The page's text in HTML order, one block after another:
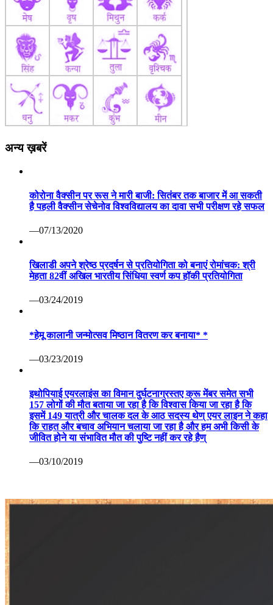
अन्य ख़बरें
कोरोना वैक्सीन पर रूस ने मारी बाजी: सितंबर तक बाजार में आ सकती
है पहली वैक्सीन सेचेनोव विश्वविद्यालय का दावा सभी परीक्षण रहे सफल
—07/13/2020
खिलाडी अपने श्रेष्ठ प्रदर्षन से प्रतियोगिता को बनाएं रोमांचक: श्री
मेहता 82वीं अखिल भारतीय सिंधिया स्वर्ण कप हॉकी प्रतियोगिता
—03/24/2019
*हेमू कालानी जन्मोत्सव मिष्ठान वितरण कर बनाया* *
—03/23/2019
इथोपियाई एयरलाइंस का विमान दुर्घटनाग्रस्तए क्रू मेंबर समेत सभी
157 लोगों की मौत बताया जा रहा है कि विश्वास किया जा रहा है कि
इसमें 149 यात्री और चालक दल के आठ सदस्य थेण् एयर लाइन ने कहा
कि राहत और बचाव अभियान चलाया जा रहा है और हम अभी किसी के
जीवित होने या संभावित मौत की पुष्टि नहीं कर रहे हैण्
—03/10/2019